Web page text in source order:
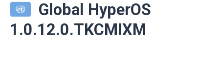
Global HyperOS
1.0.12.0.TKCMIXM